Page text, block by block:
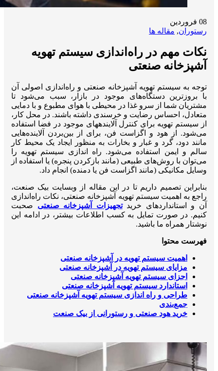
08 فروردین
رستوران, مقاله ها
نکات مهم در راه‌اندازی سیستم تهویه
آشپزخانه صنعتی
توجه به سیستم تهویه آشپزخانه صنعتی و راه‌اندازی اصولی آن
با بروزترین دستگاه‌های موجود در بازار، سبب می‌شود تا
مشتریان شما از سرو غذا در محیطی با هوای مطبوع و با دمایی
متعادل، احساس رضایت و خرسندی داشته باشند. در محل کار،
از سیستم تهویه برای کنترل آلاینده‎های موجود در فضا استفاده
می‌شود. از هود و اگزاست فن، برای از بین‌بردن آلاینده‌هایی
مانند دود، گرد و غبار و بخارات به منظور ایجاد یک محیط کار
سالم و ایمن استفاده می‌شود. راه اندازی سیستم تهویه را
می‌توان با روش‌های طبیعی (مانند باز‌کردن پنجره) یا استفاده از
وسایل مکانیکی (مانند اگزاست فن یا دمنده) انجام داد.
بنابراین تصمیم داریم تا در این مقاله از وبسایت بیک صنعت،
راجع به اهمیت سیستم تهویه آشپزخانه صنعتی، نکات راه‌اندازی
آن و استانداردهای خریدتجهیزات آشپزخانه صنعتی صحبت
کنیم. در صورت تمایل به کسب اطلاعات بیشتر، در ادامه این
نوشتار همراه ما باشید.
فهرست محتوا
اهمیت سیستم تهویه در آشپزخانه صنعتی
مزایای سیستم تهویه در آشپزخانه صنعتی
اجزای سیستم تهویه آشپزخانه صنعتی
استاندارد سیستم تهویه آشپزخانه صنعتی
طراحی و راه اندازی سیستم تهویه آشپزخانه صنعتی
جمع‌بندی
خرید هود صنعتی و رستورانی از بیک صنعت